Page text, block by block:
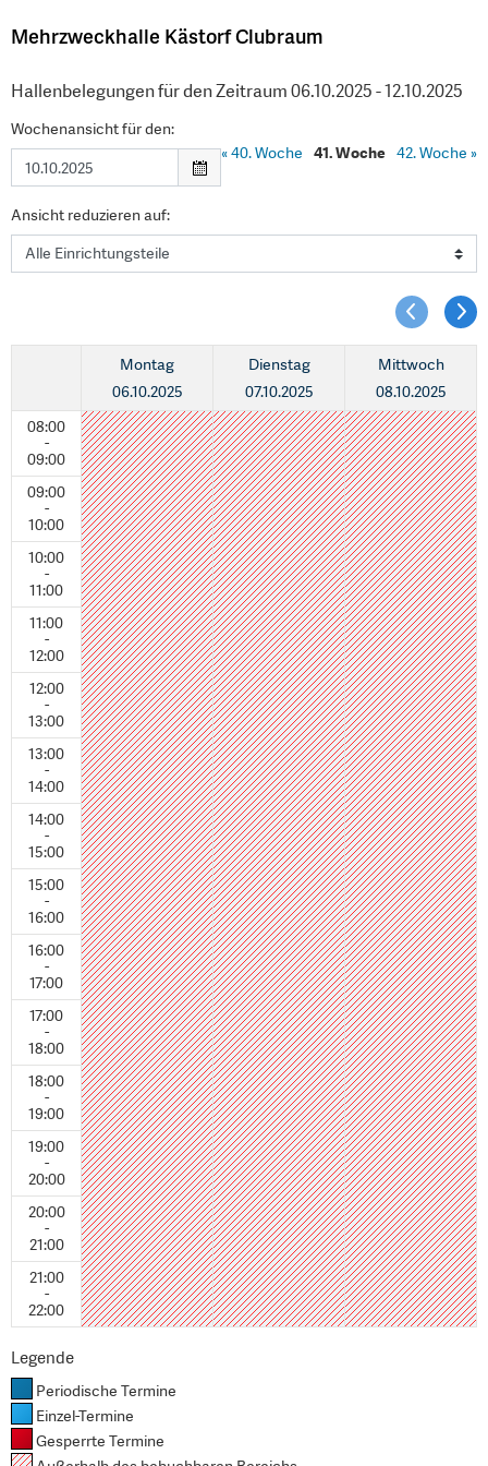
Mehrzweckhalle Kästorf Clubraum
Hallenbelegungen für den Zeitraum 06.10.2025 - 12.10.2025
Wochenansicht für den:
«40. Woche 41. Woche 42. Woche »
Ansicht reduzieren auf:
08:00
-
09:00
09:00
-
10:00
10:00
-
11:00
11:00
-
12:00
12:00
-
13:00
13:00
-
14:00
14:00
-
15:00
15:00
-
16:00
16:00
-
17:00
17:00
-
18:00
18:00
-
19:00
19:00
-
20:00
20:00
-
21:00
21:00
-
22:00
Montag
06.10.2025
Dienstag
07.10.2025
Mittwoch
08.10.2025
Legende
Periodische Termine
Einzel-Termine
Gesperrte Termine